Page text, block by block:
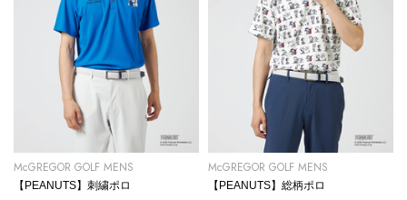
McGREGOR GOLF MENS
【PEANUTS】刺繍ポロ
McGREGOR GOLF MENS
【PEANUTS】総柄ポロ